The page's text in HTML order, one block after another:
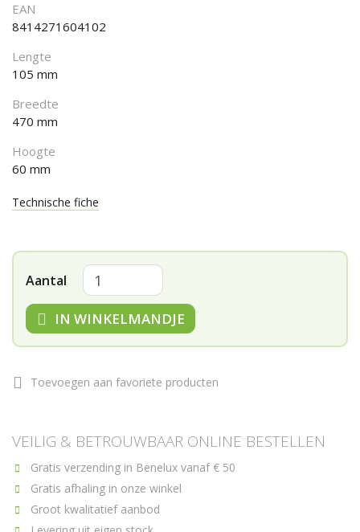
EAN
8414271604102
Lengte
105 mm
Breedte
470 mm
Hoogte
60 mm
Technische fiche
Aantal
IN WINKELMANDJE
Toevoegen aan favoriete producten
VEILIG & BETROUWBAAR ONLINE BESTELLEN
Gratis verzending in Benelux vanaf € 50
Gratis afhaling in onze winkel
Groot kwalitatief aanbod